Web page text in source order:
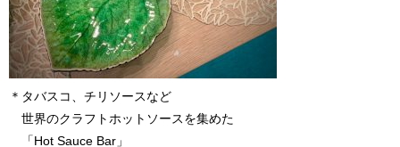
＊タバスコ、チリソースなど
世界のクラフトホットソースを集めた
「Hot Sauce Bar」